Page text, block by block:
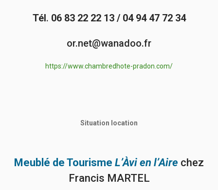
Tél. 06 83 22 22 13 / 04 94 47 72 34
or.net@wanadoo.fr
https://www.chambredhote-pradon.com/
Situation location
Meublé de Tourisme L’Àvi en l’Aire chez
Francis MARTEL